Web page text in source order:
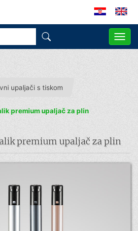
upaljači s tiskom
premium upaljač za plin
premium upaljač za plin